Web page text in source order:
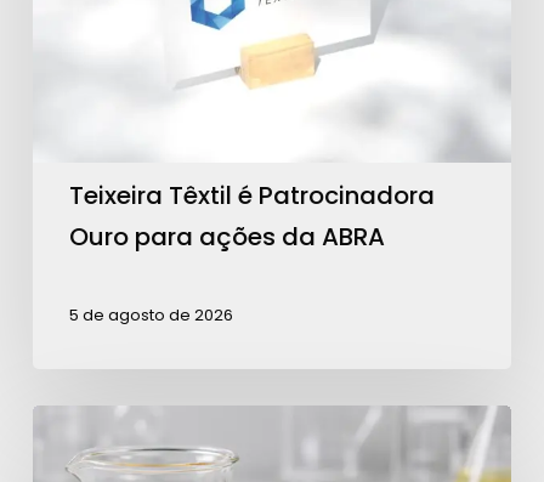
Teixeira Têxtil é Patrocinadora
Ouro para ações da ABRA
5 de agosto de 2026